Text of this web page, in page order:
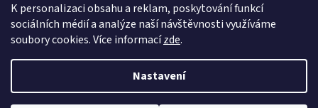
K personalizaci obsahu a reklam, poskytování funkcí
sociálních médií a analýze naší návštěvnosti využíváme
soubory cookies. Více informacízde.
Nastavení